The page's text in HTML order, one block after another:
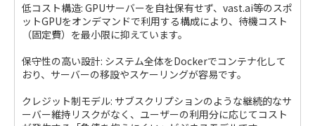
低コスト構造: GPUサーバーを自社保有せず、vast.ai等のスポ
ットGPUをオンデマンドで利用する構成により、待機コスト
（固定費）を最小限に抑えています。
保守性の高い設計: システム全体をDockerでコンテナ化して
おり、サーバーの移設やスケーリングが容易です。
クレジット制モデル: サブスクリプションのような継続的なサ
ーバー維持リスクがなく、ユーザーの利用分に応じてコスト